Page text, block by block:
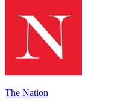
The Nation